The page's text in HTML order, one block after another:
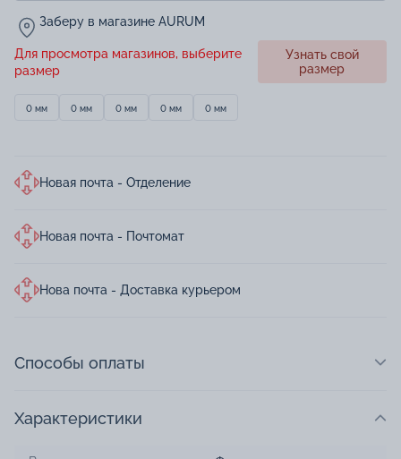
Заберу в магазине AURUM
Для просмотра магазинов, выберите
размер
Узнать свой
размер
0 мм 0 мм 0 мм 0 мм 0 мм
Новая почта - Отделение
Новая почта - Почтомат
Нова почта - Доставка курьером
Способы оплаты
Характеристики